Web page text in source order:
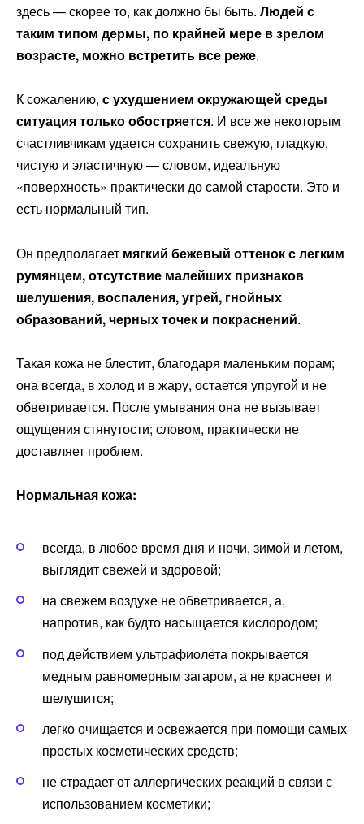
здесь — скорее то, как должно бы быть. Людей с
таким типом дермы, по крайней мере в зрелом
возрасте, можно встретить все реже.
К сожалению, с ухудшением окружающей среды
ситуация только обостряется. И все же некоторым
счастливчикам удается сохранить свежую, гладкую,
чистую и эластичную — словом, идеальную
«поверхность» практически до самой старости. Это и
есть нормальный тип.
Он предполагает мягкий бежевый оттенок с легким
румянцем, отсутствие малейших признаков
шелушения, воспаления, угрей, гнойных
образований, черных точек и покраснений.
Такая кожа не блестит, благодаря маленьким порам;
она всегда, в холод и в жару, остается упругой и не
обветривается. После умывания она не вызывает
ощущения стянутости; словом, практически не
доставляет проблем.
Нормальная кожа:
всегда, в любое время дня и ночи, зимой и летом,
выглядит свежей и здоровой;
на свежем воздухе не обветривается, а,
напротив, как будто насыщается кислородом;
под действием ультрафиолета покрывается
медным равномерным загаром, а не краснеет и
шелушится;
легко очищается и освежается при помощи самых
простых косметических средств;
не страдает от аллергических реакций в связи с
использованием косметики;